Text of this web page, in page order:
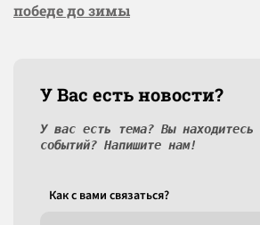
победе до зимы
У Вас есть новости?
У вас есть тема? Вы находитесь
событий? Напишите нам!
Как c вами связаться?